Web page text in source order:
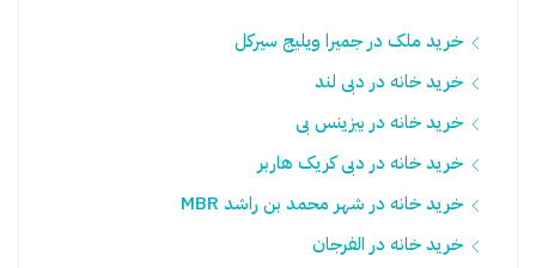
خرید ملک در جمیرا ویلیج سيرکل
خرید خانه در دبی لند
خرید خانه در بیزینس بی
خرید خانه در دبی کریک هاربر
خرید خانه در شهر محمد بن راشد MBR
خرید خانه در الفرجان